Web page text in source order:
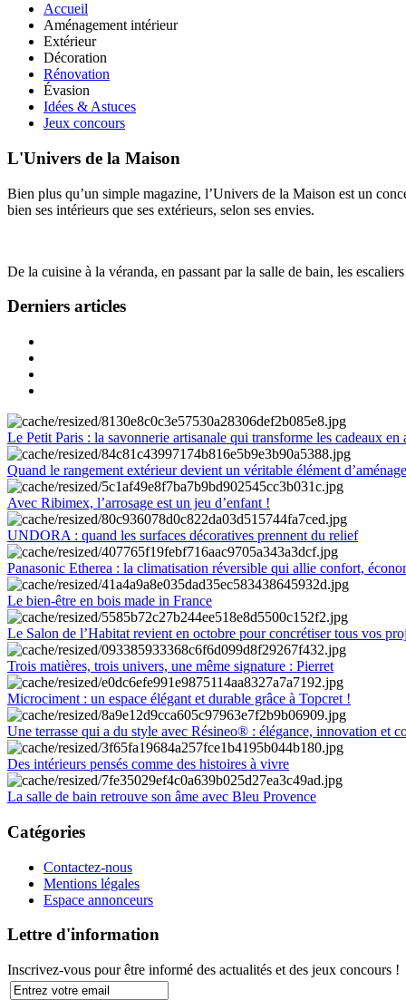
Accueil
Aménagement intérieur
Extérieur
Décoration
Rénovation
Évasion
Idées & Astuces
Jeux concours
L'Univers de la Maison
Bien plus qu’un simple magazine, l’Univers de la Maison est un
bien ses intérieurs que ses extérieurs, selon ses envies.
De la cuisine à la véranda, en passant par la salle de bain, les
Derniers articles
Le Petit Paris : la savonnerie artisanale qui transforme les cadeaux en
Quand le rangement extérieur devient un véritable élément
Avec Ribimex, l’arrosage est un jeu d’enfant !
UNDORA : quand les surfaces décoratives prennent du relief
Panasonic Etherea : la climatisation réversible qui allie confort,
Le bien-être en bois made in France
Le Salon de l’Habitat revient en octobre pour concrétiser tous vos
Trois matières, trois univers, une même signature : Pierret
Microciment : un espace élégant et durable grâce à Topcret !
Une terrasse qui a du style avec Résineo® : élégance, innovation et
Des intérieurs pensés comme des histoires à vivre
La salle de bain retrouve son âme avec Bleu Provence
Catégories
Contactez-nous
Mentions légales
Espace annonceurs
Lettre d'information
Inscrivez-vous pour être informé des actualités et des jeux concours !